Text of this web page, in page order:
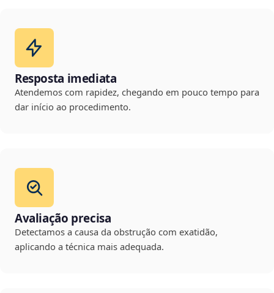
Resposta imediata
Atendemos com rapidez, chegando em pouco tempo para
dar início ao procedimento.
Avaliação precisa
Detectamos a causa da obstrução com exatidão,
aplicando a técnica mais adequada.